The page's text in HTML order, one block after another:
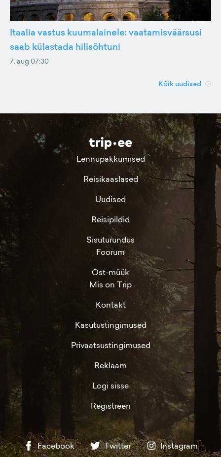
Itaalia vastus kuumalainele: vaatamisväärsusi
saab külastada hilisõhtuni
7. aug 07:30
Kõik uudised
Lennupakkumised
Reisikaaslased
Uudised
Reisipildid
Sisuturundus
Foorum
Ost-müük
Mis on Trip
Kontakt
Kasutustingimused
Privaatsustingimused
Reklaam
Logi sisse
Registreeri
Facebook Twitter Instagram